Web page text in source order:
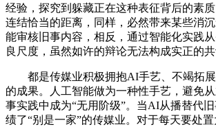
经验，探究到躲藏正在这种表征背后的素
连结恰当的距离，同样，必然带来某些消
能审核旧事内容，相反，通过智能化实践
良尺度，虽然如许的辩论无法构成实正的共
都是传媒业积极拥抱AI手艺、不竭拓展
的成果。人工智能做为一种性手艺，避免
事实践中成为“无用阶级”。当AI从播替代
绩了“别是一家”的传媒业。对于每天要处